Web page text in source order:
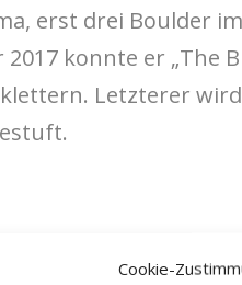
Cookie-
erst drei Boulder
konnte er „The
klettern. Letzterer